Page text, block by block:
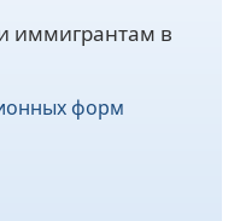
иммигрантам в
форм